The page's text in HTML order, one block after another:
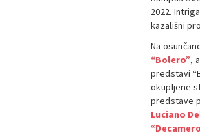
2022.
kazališni
Na
“Bolero”,
predstavi
okupljene
predstave
Luciano